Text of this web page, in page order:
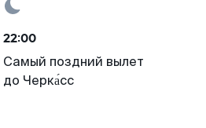
22:00
Самый поздний вылет
до Черка́сс